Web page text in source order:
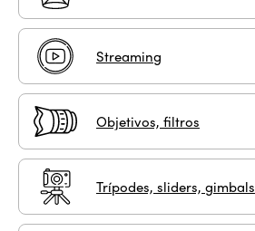
Streaming
Objetivos, filtros
Trípodes, sliders, gimbals